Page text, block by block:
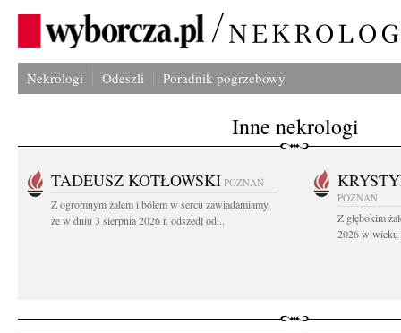
Nekrologi Odeszli Poradnik pogrzebowy
Inne nekrologi
TADEUSZ KOTŁOWSKI POZNAŃ
Z ogromnym żalem i bólem w sercu zawiadamiamy,
że w dniu 3 sierpnia 2026 r. odszedł od...
POZNAŃ
Z głębokim
2026 w wieku